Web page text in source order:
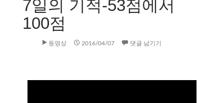
7일의 기적-53점에서
100점
동영상 2016/04/07 댓글 남기기